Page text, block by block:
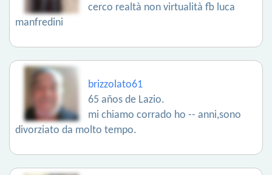
cerco realtà non virtualità fb luca
manfredini
brizzolato61
65 años de Lazio.
mi chiamo corrado ho -- anni,sono
divorziato da molto tempo.